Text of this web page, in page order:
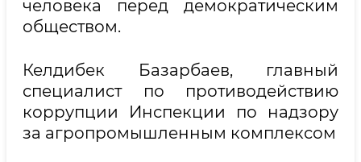
человека перед демократическим
обществом.
Келдибек Базарбаев, главный
специалист по противодействию
коррупции Инспекции по надзору
за агропромышленным комплексом